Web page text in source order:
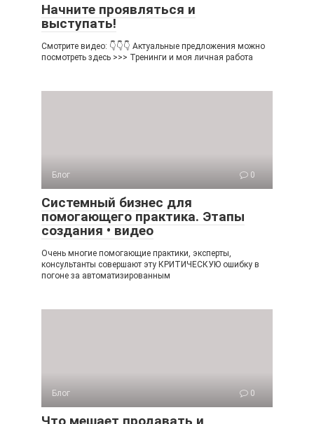
Начните проявляться и
выступать!
Смотрите видео: 👇👇👇 Актуальные предложения можно
посмотреть здесь >>> Тренинги и моя личная работа
Блог 0
Системный бизнес для
помогающего практика. Этапы
создания • видео
Очень многие помогающие практики, эксперты,
консультанты совершают эту КРИТИЧЕСКУЮ ошибку в
погоне за автоматизированным
Блог 0